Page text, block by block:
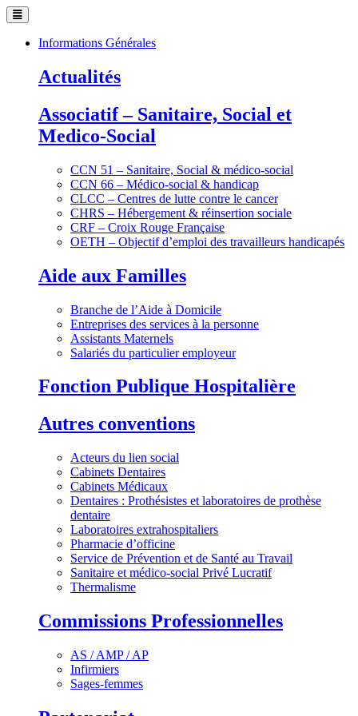
Informations Générales
Actualités
Associatif – Sanitaire, Social et
Medico-Social
CCN 51 – Sanitaire, Social & médico-social
CCN 66 – Médico-social & handicap
CLCC – Centres de lutte contre le cancer
CHRS – Hébergement & réinsertion sociale
CRF – Croix Rouge Française
OETH – Objectif d’emploi des travailleurs handicapés
Aide aux Familles
Branche de l’Aide à Domicile
Entreprises des services à la personne
Assistants Maternels
Salariés du particulier employeur
Fonction Publique Hospitalière
Autres conventions
Acteurs du lien social
Cabinets Dentaires
Cabinets Médicaux
Dentaires : Prothésistes et laboratoires de prothèse
dentaire
Laboratoires extrahospitaliers
Pharmacie d’officine
Service de Prévention et de Santé au Travail
Sanitaire et médico-social Privé Lucratif
Thermalisme
Commissions Professionnelles
AS / AMP / AP
Infirmiers
Sages-femmes